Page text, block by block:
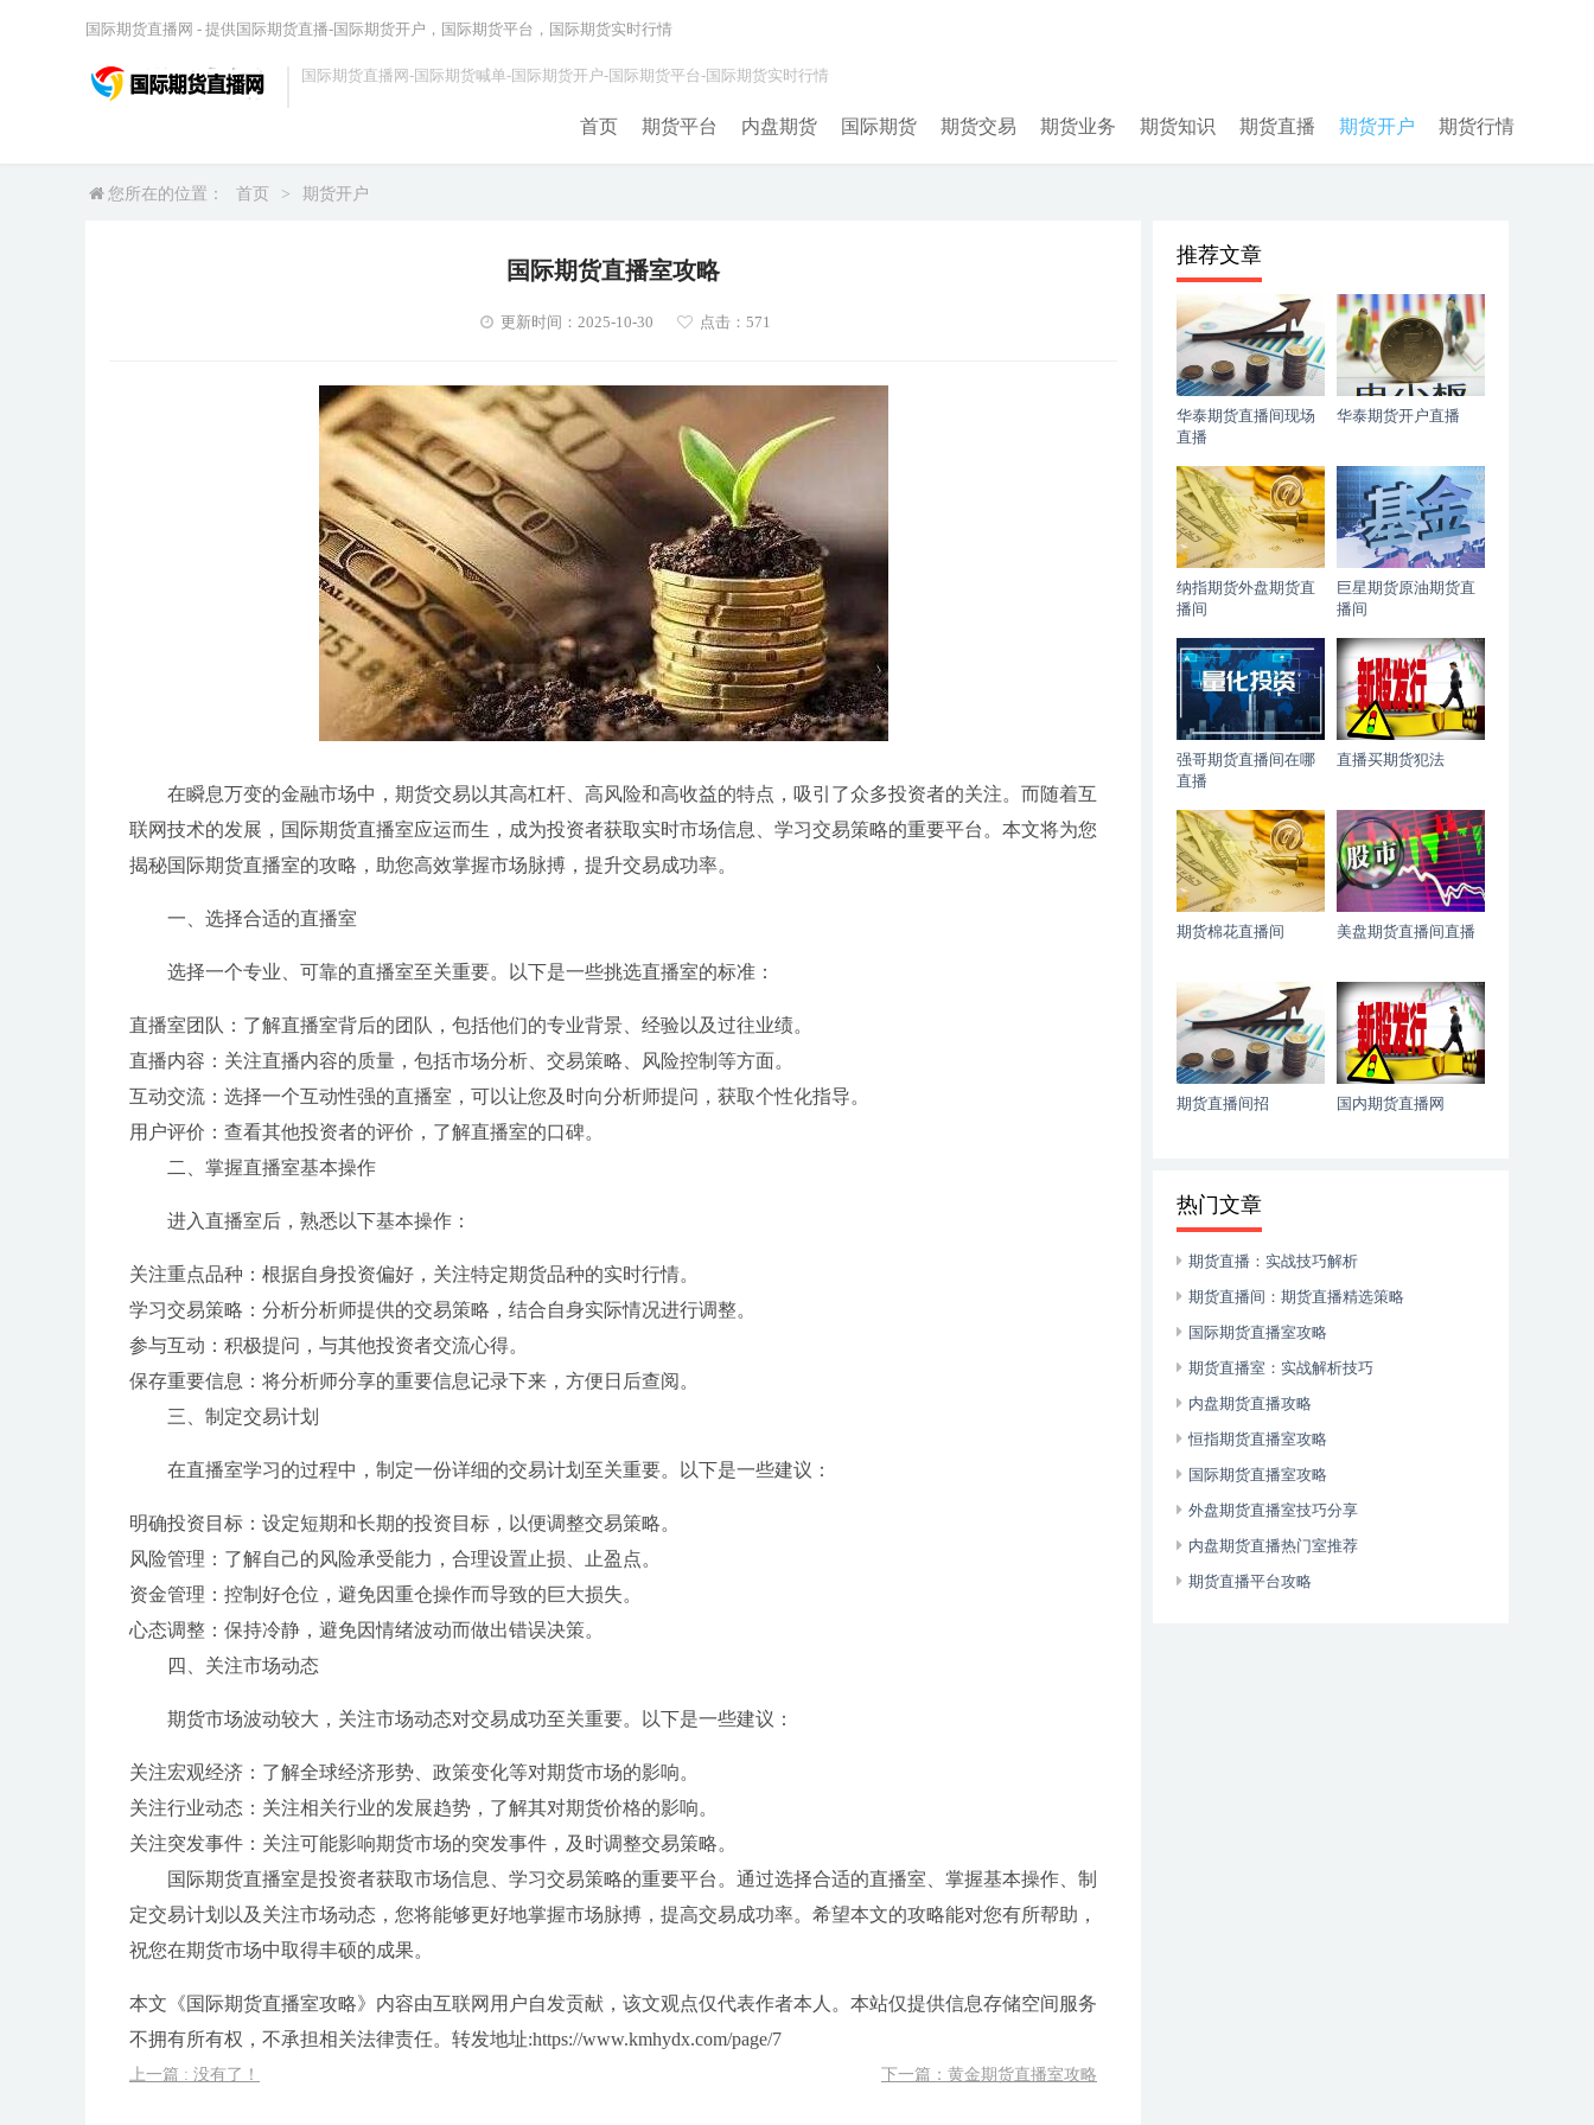
国际期货直播网-国际期货喊单-国际期货开户-国际期货平台-国际期货实时行情
首页 期货平台 内盘期货 国际期货 期货交易 期货业务 期货知识 期货直播 期货开户 期货行情
国际期货直播网 - 提供国际期货直播-国际期货开户，国际期货平台，国际期货实时行情
您所在的位置： 首页 > 期货开户
国际期货直播室攻略
更新时间：2025-10-30 点击：571
在瞬息万变的金融市场中，期货交易以其高杠杆、高风险和高收益的特点，吸引了众多投资者的关注。而随着互
联网技术的发展，国际期货直播室应运而生，成为投资者获取实时市场信息、学习交易策略的重要平台。本文将为您
揭秘国际期货直播室的攻略，助您高效掌握市场脉搏，提升交易成功率。
一、选择合适的直播室
选择一个专业、可靠的直播室至关重要。以下是一些挑选直播室的标准：
直播室团队：了解直播室背后的团队，包括他们的专业背景、经验以及过往业绩。
直播内容：关注直播内容的质量，包括市场分析、交易策略、风险控制等方面。
互动交流：选择一个互动性强的直播室，可以让您及时向分析师提问，获取个性化指导。
用户评价：查看其他投资者的评价，了解直播室的口碑。
二、掌握直播室基本操作
进入直播室后，熟悉以下基本操作：
关注重点品种：根据自身投资偏好，关注特定期货品种的实时行情。
学习交易策略：分析分析师提供的交易策略，结合自身实际情况进行调整。
参与互动：积极提问，与其他投资者交流心得。
保存重要信息：将分析师分享的重要信息记录下来，方便日后查阅。
三、制定交易计划
在直播室学习的过程中，制定一份详细的交易计划至关重要。以下是一些建议：
明确投资目标：设定短期和长期的投资目标，以便调整交易策略。
风险管理：了解自己的风险承受能力，合理设置止损、止盈点。
资金管理：控制好仓位，避免因重仓操作而导致的巨大损失。
心态调整：保持冷静，避免因情绪波动而做出错误决策。
四、关注市场动态
期货市场波动较大，关注市场动态对交易成功至关重要。以下是一些建议：
关注宏观经济：了解全球经济形势、政策变化等对期货市场的影响。
关注行业动态：关注相关行业的发展趋势，了解其对期货价格的影响。
关注突发事件：关注可能影响期货市场的突发事件，及时调整交易策略。
国际期货直播室是投资者获取市场信息、学习交易策略的重要平台。通过选择合适的直播室、掌握基本操作、制
定交易计划以及关注市场动态，您将能够更好地掌握市场脉搏，提高交易成功率。希望本文的攻略能对您有所帮助，
祝您在期货市场中取得丰硕的成果。
本文《国际期货直播室攻略》内容由互联网用户自发贡献，该文观点仅代表作者本人。本站仅提供信息存储空间服务
不拥有所有权，不承担相关法律责任。转发地址:https://www.kmhydx.com/page/7
上一篇 : 没有了！ 下一篇：黄金期货直播室攻略
推荐文章
华泰期货直播间现场
直播
华泰期货开户直播
纳指期货外盘期货直
播间
巨星期货原油期货直
播间
强哥期货直播间在哪
直播
直播买期货犯法
期货棉花直播间 美盘期货直播间直播
期货直播间招 国内期货直播网
热门文章
期货直播：实战技巧解析
期货直播间：期货直播精选策略
国际期货直播室攻略
期货直播室：实战解析技巧
内盘期货直播攻略
恒指期货直播室攻略
国际期货直播室攻略
外盘期货直播室技巧分享
内盘期货直播热门室推荐
期货直播平台攻略